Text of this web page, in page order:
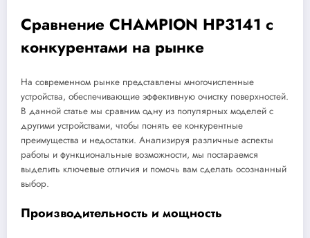
Сравнение CHAMPION HP3141 с
конкурентами на рынке
На современном рынке представлены многочисленные
устройства, обеспечивающие эффективную очистку поверхностей.
В данной статье мы сравним одну из популярных моделей с
другими устройствами, чтобы понять ее конкурентные
преимущества и недостатки. Анализируя различные аспекты
работы и функциональные возможности, мы постараемся
выделить ключевые отличия и помочь вам сделать осознанный
выбор.
Производительность и мощность